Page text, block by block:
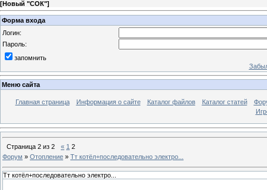
[Новый "СОК"]
Форма входа
Логин:
Пароль:
запомнить
Меню сайта
Главная страница Информация о сайте Каталог файлов Каталог статей
Страница 2 из 2 « 1 2
Форум » Отопление » Тт котёл+последовательно электро...
Тт котёл+последовательно электро...